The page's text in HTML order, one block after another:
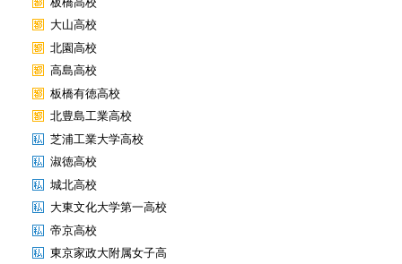
大山高校
北園高校
高島高校
板橋有徳高校
北豊島工業高校
芝浦工業大学高校
淑徳高校
城北高校
大東文化大学第一高校
帝京高校
東京家政大附属女子高